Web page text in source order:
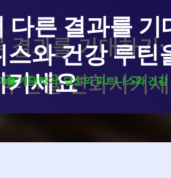
다른 결과를 기
와 건강 루틴
키세요
를 기대하기: 당신의 피트니스와 건